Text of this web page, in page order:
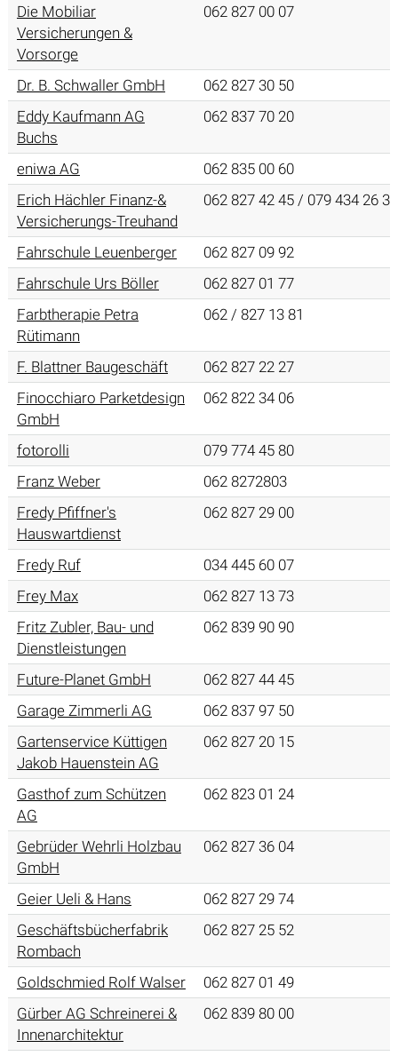
Die Mobiliar
Versicherungen &
Vorsorge
062 827 00 07
Dr. B. Schwaller GmbH
062 827 30 50
Eddy Kaufmann AG
Buchs
062 837 70 20
eniwa AG
062 835 00 60
Erich Hächler Finanz-&
Versicherungs-Treuhand
062 827 42 45 / 079 434 26 37
Fahrschule Leuenberger
062 827 09 92
Fahrschule Urs Böller
062 827 01 77
Farbtherapie Petra
Rütimann
062 / 827 13 81
F. Blattner Baugeschäft
062 827 22 27
Finocchiaro Parketdesign
GmbH
062 822 34 06
fotorolli
079 774 45 80
Franz Weber
062 8272803
Fredy Pfiffner's
Hauswartdienst
062 827 29 00
Fredy Ruf
034 445 60 07
Frey Max
062 827 13 73
Fritz Zubler, Bau- und
Dienstleistungen
062 839 90 90
Future-Planet GmbH
062 827 44 45
Garage Zimmerli AG
062 837 97 50
Gartenservice Küttigen
Jakob Hauenstein AG
062 827 20 15
Gasthof zum Schützen
AG
062 823 01 24
Gebrüder Wehrli Holzbau
GmbH
062 827 36 04
Geier Ueli & Hans
062 827 29 74
Geschäftsbücherfabrik
Rombach
062 827 25 52
Goldschmied Rolf Walser
062 827 01 49
Gürber AG Schreinerei &
Innenarchitektur
062 839 80 00